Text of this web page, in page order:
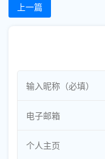
上一篇